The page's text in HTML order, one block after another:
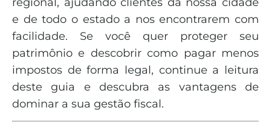
e de todo o estado a nos encontrarem com
facilidade. Se você quer proteger seu
patrimônio e descobrir como pagar menos
impostos de forma legal, continue a leitura
deste guia e descubra as vantagens de
dominar a sua gestão fiscal.